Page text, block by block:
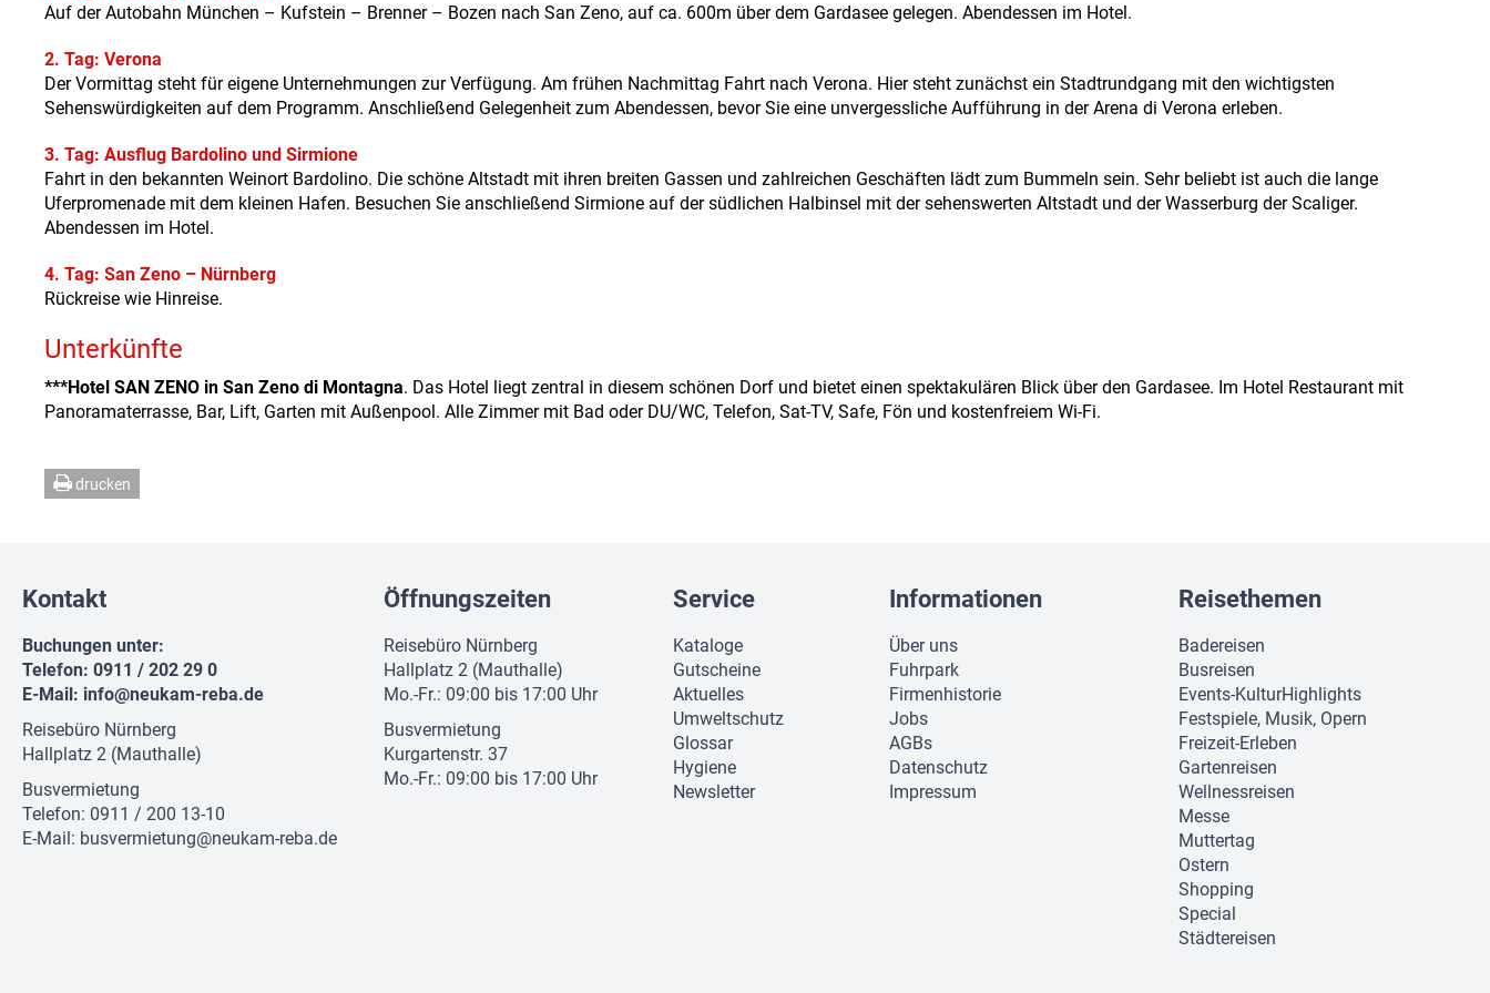
Auf der Autobahn München – Kufstein – Brenner – Bozen nach San Zeno, auf ca. 600m über dem Gardasee gelegen. Abendessen im Hotel.
2. Tag: Verona
Der Vormittag steht für eigene Unternehmungen zur Verfügung. Am frühen Nachmittag Fahrt nach Verona. Hier steht zunächst ein Stadtrundgang mit den wichtigsten
Sehenswürdigkeiten auf dem Programm. Anschließend Gelegenheit zum Abendessen, bevor Sie eine unvergessliche Aufführung in der Arena di Verona erleben.
3. Tag: Ausflug Bardolino und Sirmione
Fahrt in den bekannten Weinort Bardolino. Die schöne Altstadt mit ihren breiten Gassen und zahlreichen Geschäften lädt zum Bummeln sein. Sehr beliebt ist auch die lange
Uferpromenade mit dem kleinen Hafen. Besuchen Sie anschließend Sirmione auf der südlichen Halbinsel mit der sehenswerten Altstadt und der Wasserburg der Scaliger.
Abendessen im Hotel.
4. Tag: San Zeno – Nürnberg
Rückreise wie Hinreise.
Unterkünfte
***Hotel SAN ZENO in San Zeno di Montagna. Das Hotel liegt zentral in diesem schönen Dorf und bietet einen spektakulären Blick über den Gardasee. Im Hotel Restaurant mit
Panoramaterrasse, Bar, Lift, Garten mit Außenpool. Alle Zimmer mit Bad oder DU/WC, Telefon, Sat-TV, Safe, Fön und kostenfreiem Wi-Fi.
drucken
Kontakt
Buchungen unter:
Telefon: 0911 / 202 29 0
E-Mail: info@neukam-reba.de
Reisebüro Nürnberg
Hallplatz 2 (Mauthalle)
Busvermietung
Telefon: 0911 / 200 13-10
E-Mail: busvermietung@neukam-reba.de
Öffnungszeiten
Reisebüro Nürnberg
Hallplatz 2 (Mauthalle)
Mo.-Fr.: 09:00 bis 17:00 Uhr
Busvermietung
Kurgartenstr. 37
Mo.-Fr.: 09:00 bis 17:00 Uhr
Service
Kataloge
Gutscheine
Aktuelles
Umweltschutz
Glossar
Hygiene
Newsletter
Informationen
Über uns
Fuhrpark
Firmenhistorie
Jobs
AGBs
Datenschutz
Impressum
Reisethemen
Badereisen
Busreisen
Events-KulturHighlights
Festspiele, Musik, Opern
Freizeit-Erleben
Gartenreisen
Wellnessreisen
Messe
Muttertag
Ostern
Shopping
Special
Städtereisen